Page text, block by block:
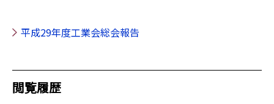
平成29年度工業会総会報告
閲覧履歴